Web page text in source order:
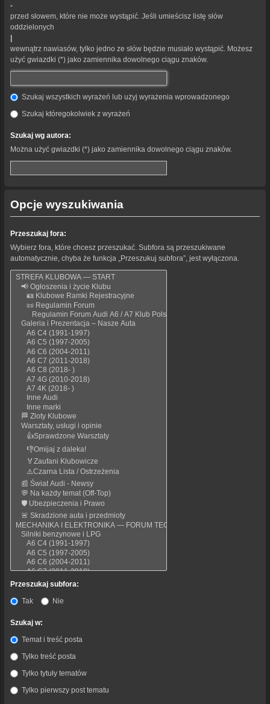
-
przed słowem, które nie może wystąpić. Jeśli umieścisz listę słów
oddzielonych
wewnątrz nawiasów, tylko jedno ze słów będzie musiało wystąpić. Możesz
użyć gwiazdki (*) jako zamiennika dowolnego ciągu znaków.
Szukaj wszystkich wyrażeń lub użyj wyrażenia wprowadzonego
Szukaj któregokolwiek z wyrażeń
Szukaj wg autora:
Można użyć gwiazdki (*) jako zamiennika dowolnego ciągu znaków.
Opcje wyszukiwania
Przeszukaj fora:
Wybierz fora, które chcesz przeszukać. Subfora są przeszukiwane
automatycznie, chyba że funkcja „Przeszukuj subfora”, jest wyłączona.
Przeszukaj subfora:
Tak
Nie
Szukaj w:
Temat i treść posta
Tylko treść posta
Tylko tytuły tematów
Tylko pierwszy post tematu